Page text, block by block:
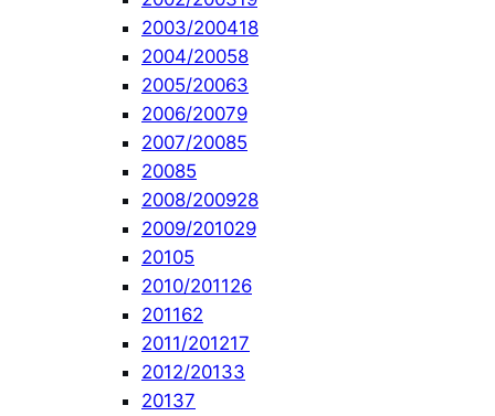
2003/200418
2004/20058
2005/20063
2006/20079
2007/20085
20085
2008/200928
2009/201029
20105
2010/201126
201162
2011/201217
2012/20133
20137